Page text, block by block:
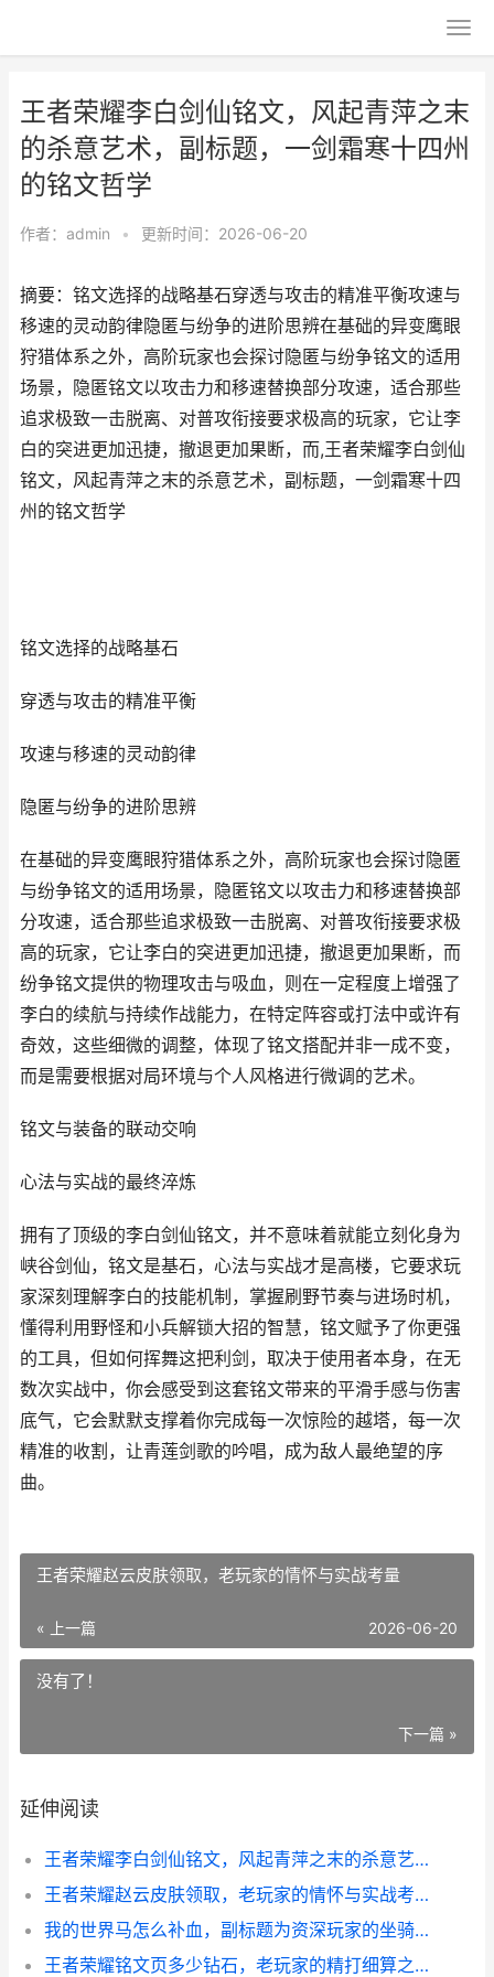
王者荣耀李白剑仙铭文，风起青萍之末
的杀意艺术，副标题，一剑霜寒十四州
的铭文哲学
作者： admin • 更新时间：2026-06-20
摘要：铭文选择的战略基石穿透与攻击的精准平衡攻速与
移速的灵动韵律隐匿与纷争的进阶思辨在基础的异变鹰眼
狩猎体系之外，高阶玩家也会探讨隐匿与纷争铭文的适用
场景，隐匿铭文以攻击力和移速替换部分攻速，适合那些
追求极致一击脱离、对普攻衔接要求极高的玩家，它让李
白的突进更加迅捷，撤退更加果断，而,王者荣耀李白剑仙
铭文，风起青萍之末的杀意艺术，副标题，一剑霜寒十四
州的铭文哲学
铭文选择的战略基石
穿透与攻击的精准平衡
攻速与移速的灵动韵律
隐匿与纷争的进阶思辨
在基础的异变鹰眼狩猎体系之外，高阶玩家也会探讨隐匿
与纷争铭文的适用场景，隐匿铭文以攻击力和移速替换部
分攻速，适合那些追求极致一击脱离、对普攻衔接要求极
高的玩家，它让李白的突进更加迅捷，撤退更加果断，而
纷争铭文提供的物理攻击与吸血，则在一定程度上增强了
李白的续航与持续作战能力，在特定阵容或打法中或许有
奇效，这些细微的调整，体现了铭文搭配并非一成不变，
而是需要根据对局环境与个人风格进行微调的艺术。
铭文与装备的联动交响
心法与实战的最终淬炼
拥有了顶级的李白剑仙铭文，并不意味着就能立刻化身为
峡谷剑仙，铭文是基石，心法与实战才是高楼，它要求玩
家深刻理解李白的技能机制，掌握刷野节奏与进场时机，
懂得利用野怪和小兵解锁大招的智慧，铭文赋予了你更强
的工具，但如何挥舞这把利剑，取决于使用者本身，在无
数次实战中，你会感受到这套铭文带来的平滑手感与伤害
底气，它会默默支撑着你完成每一次惊险的越塔，每一次
精准的收割，让青莲剑歌的吟唱，成为敌人最绝望的序
曲。
王者荣耀赵云皮肤领取，老玩家的情怀与实战考量
« 上一篇 2026-06-20
没有了！
下一篇 »
延伸阅读
王者荣耀李白剑仙铭文，风起青萍之末的杀意艺术，副标题，一剑霜寒十四州的铭文哲学
王者荣耀赵云皮肤领取，老玩家的情怀与实战考量
我的世界马怎么补血，副标题为资深玩家的坐骑养护全指南
王者荣耀铭文页多少钻石，老玩家的精打细算之道，副标题，铭文策略与资源规划的深度思考